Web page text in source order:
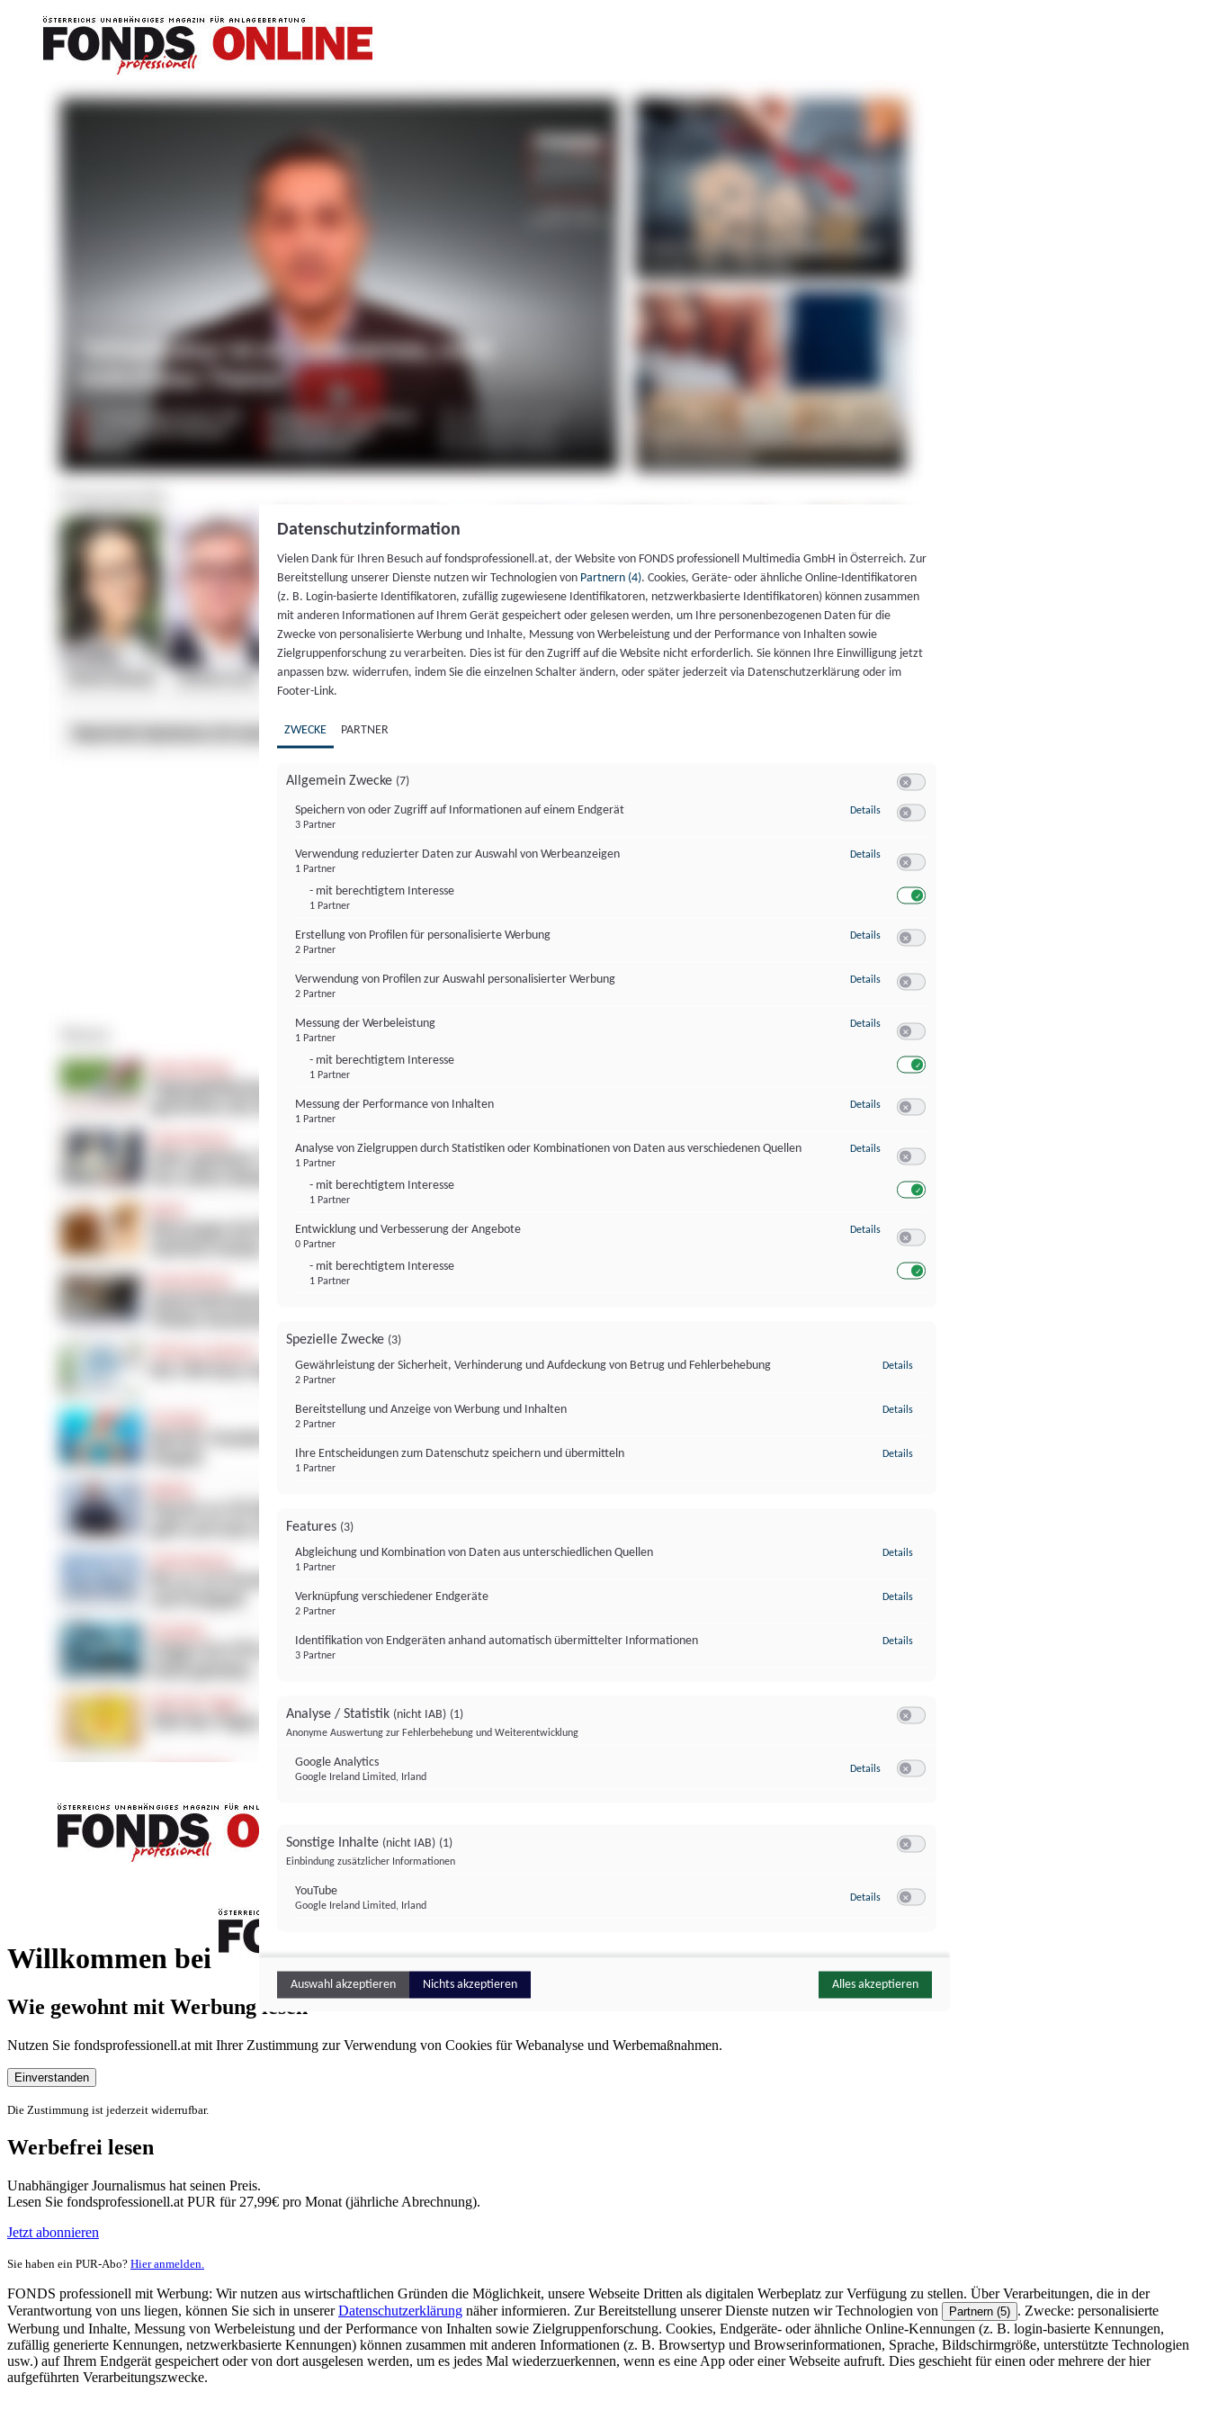
Willkommen bei
FONDS professionell
Wie gewohnt mit Werbung lesen
Nutzen Sie fondsprofessionell.at mit Ihrer Zustimmung zur Verwendung von Cookies für Webanalyse und Werbemaßnahmen.
Einverstanden
Die Zustimmung ist jederzeit widerrufbar.
Werbefrei lesen
Unabhängiger Journalismus hat seinen Preis.
Lesen Sie fondsprofessionell.at PUR für 27,99€ pro Monat (jährliche Abrechnung).
Jetzt abonnieren
Sie haben ein PUR-Abo? Hier anmelden.
FONDS professionell mit Werbung: Wir nutzen aus wirtschaftlichen Gründen die Möglichkeit, unsere Webseite Dritten als digitalen Werbeplatz zur Verfügung zu stellen. Über Verarbeitungen, die in der
Verantwortung von uns liegen, können Sie sich in unsererDatenschutzerklärung näher informieren. Zur Bereitstellung unserer Dienste nutzen wir Technologien von Partnern (5) . Zwecke: personalisierte
Werbung und Inhalte, Messung von Werbeleistung und der Performance von Inhalten sowie Zielgruppenforschung. Cookies, Endgeräte- oder ähnliche Online-Kennungen (z. B. login-basierte Kennungen,
zufällig generierte Kennungen, netzwerkbasierte Kennungen) können zusammen mit anderen Informationen (z. B. Browsertyp und Browserinformationen, Sprache, Bildschirmgröße, unterstützte Technologien
usw.) auf Ihrem Endgerät gespeichert oder von dort ausgelesen werden, um es jedes Mal wiederzuerkennen, wenn es eine App oder einer Webseite aufruft. Dies geschieht für einen oder mehrere der hier
aufgeführten Verarbeitungszwecke.
Datenschutzinformation
Vielen Dank für Ihren Besuch auf fondsprofessionell.at, der Website von FONDS professionell Multimedia GmbH in Österreich. Zur
Bereitstellung unserer Dienste nutzen wir Technologien von Partnern (4). Cookies, Geräte- oder ähnliche Online-Identifikatoren
(z. B. Login-basierte Identifikatoren, zufällig zugewiesene Identifikatoren, netzwerkbasierte Identifikatoren) können zusammen
mit anderen Informationen auf Ihrem Gerät gespeichert oder gelesen werden, um Ihre personenbezogenen Daten für die
Zwecke von personalisierte Werbung und Inhalte, Messung von Werbeleistung und der Performance von Inhalten sowie
Zielgruppenforschung zu verarbeiten. Dies ist für den Zugriff auf die Website nicht erforderlich. Sie können Ihre Einwilligung jetzt
anpassen bzw. widerrufen, indem Sie die einzelnen Schalter ändern, oder später jederzeit via Datenschutzerklärung oder im
Footer-Link.
ZWECKE PARTNER
Allgemein Zwecke (7)
Speichern von oder Zugriff auf Informationen auf einem Endgerät
3 Partner
Details zu Speichern von oder Zugriff auf Informationen auf einem Endgerät
Verwendung reduzierter Daten zur Auswahl von Werbeanzeigen
1 Partner
- mit berechtigtem Interesse
1 Partner
Details zu Verwendung reduzierter Daten zur Auswahl von Werbeanzeigen
Erstellung von Profilen für personalisierte Werbung
2 Partner
Details zu Erstellung von Profilen für personalisierte Werbung
Verwendung von Profilen zur Auswahl personalisierter Werbung
2 Partner
Details zu Verwendung von Profilen zur Auswahl personalisierter Werbung
Messung der Werbeleistung
1 Partner
- mit berechtigtem Interesse
1 Partner
Details zu Messung der Werbeleistung
Messung der Performance von Inhalten
1 Partner
Details zu Messung der Performance von Inhalten
Analyse von Zielgruppen durch Statistiken oder Kombinationen von Daten aus verschiedenen Quellen
1 Partner
- mit berechtigtem Interesse
1 Partner
Details zu Analyse von Zielgruppen durch Statistiken oder Kombinationen von
Entwicklung und Verbesserung der Angebote
0 Partner
- mit berechtigtem Interesse
1 Partner
Details zu Entwicklung und Verbesserung der Angebote
Spezielle Zwecke (3)
Gewährleistung der Sicherheit, Verhinderung und Aufdeckung von Betrug und Fehlerbehebung
2 Partner
Details
Bereitstellung und Anzeige von Werbung und Inhalten
2 Partner
Details
Ihre Entscheidungen zum Datenschutz speichern und übermitteln
1 Partner
Details
Features (3)
Abgleichung und Kombination von Daten aus unterschiedlichen Quellen
1 Partner
Details
Verknüpfung verschiedener Endgeräte
2 Partner
Details
Identifikation von Endgeräten anhand automatisch übermittelter Informationen
3 Partner
Details
Analyse / Statistik (nicht IAB) (1)
Anonyme Auswertung zur Fehlerbehebung und Weiterentwicklung
Google Analytics
Google Ireland Limited, Irland
Details zu Google Analytics
Sonstige Inhalte (nicht IAB) (1)
Einbindung zusätzlicher Informationen
YouTube
Google Ireland Limited, Irland
Details zu YouTube
Auswahl akzeptieren Nichts akzeptieren Alles akzeptieren